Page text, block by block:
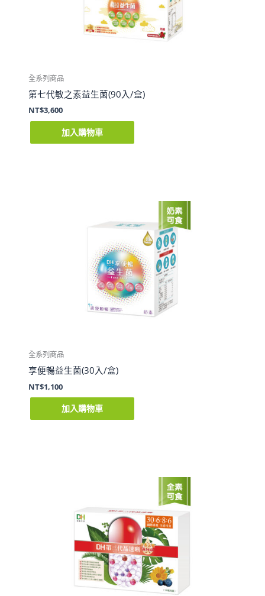
全系列商品
第七代敏之素益生菌(90入/盒)
NT$3,600
加入購物車
全系列商品
享便暢益生菌(30入/盒)
NT$1,100
加入購物車